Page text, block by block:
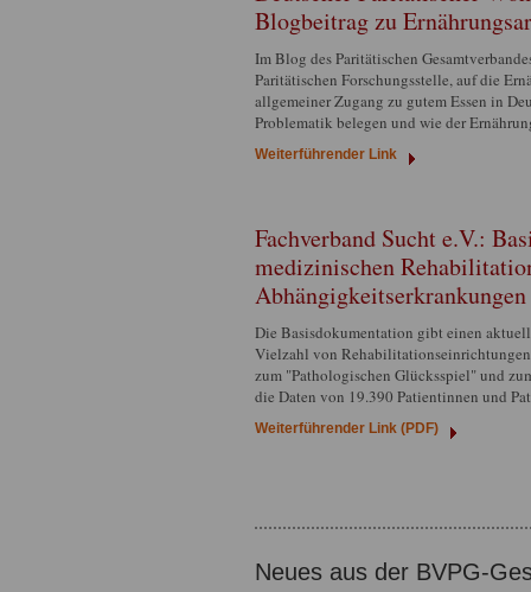
Blogbeitrag zu
Im Blog des Paritätischen
Paritätischen Forschungsstelle, auf die
allgemeiner Zugang zu gutem Essen in
Problematik belegen und wie der
Weiterführender Link
Fachverband Sucht e.V.:
medizinischen
Abhängigkeitserkrankungen
Die Basisdokumentation gibt einen
Vielzahl von
zum "Pathologischen Glücksspiel" und
die Daten von 19.390 Patientinnen und
Weiterführender Link (PDF)
Neues aus der BVPG-